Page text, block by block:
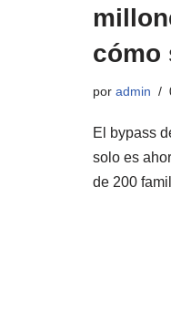
cómo
por admin
El bypass
solo es
de 200